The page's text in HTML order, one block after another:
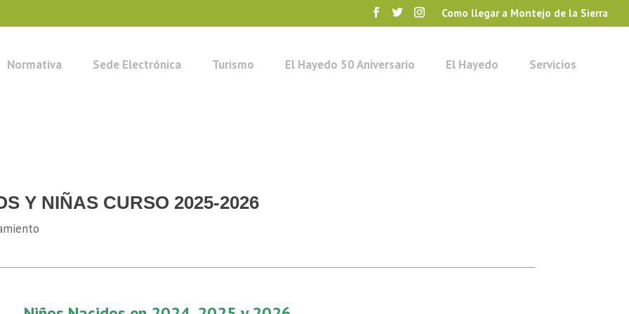
Como llegar a Montejo de la Sierra
Normativa Sede Electrónica Turismo El Hayedo 50 Aniversario El Hayedo Servicios
Y NIÑAS CURSO 2025-2026